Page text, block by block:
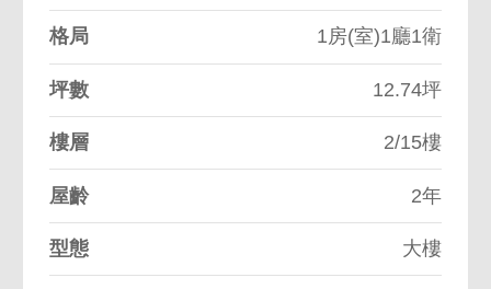
格局 1房(室)1廳1衛
坪數 12.74坪
樓層 2/15樓
屋齡 2年
型態 大樓